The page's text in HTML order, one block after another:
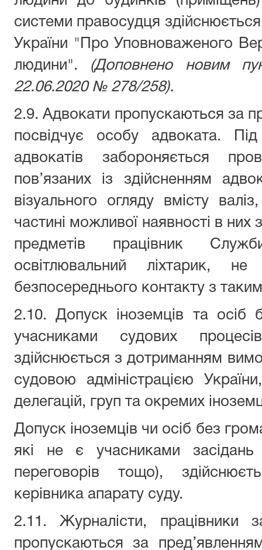
системи правосудця
України "Про Уповноваженого
людини". (Доповнено новим
22.06.2020 № 278/258).
2.9. Адвокати пропускаються за
посвідчує особу адвоката.
адвокатів забороняється
пов’язаних із здійсненням
візуального огляду вмісту
частині можливої наявності в
предметів працівник
освітлювальний ліхтарик,
безпосереднього контакту з
2.10. Допуск іноземців та осіб
учасниками судових
здійснюється з дотриманням
судовою адміністрацією
делегацій, груп та окремих
Допуск іноземців чи осіб без
які не є учасниками
переговорів тощо),
керівника апарату суду.
2.11. Журналісти, працівники
пропускаються за